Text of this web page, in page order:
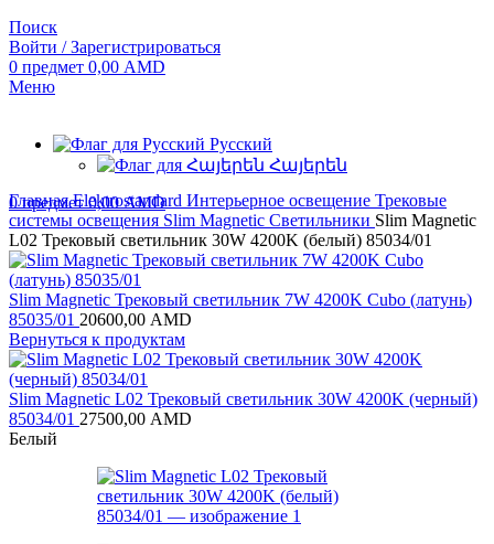
Поиск
Войти / Зарегистрироваться
0 предмет 0,00 AMD
Меню
Русский
Հայերեն
0предмет 0,00AMD
ГлавнаяElektrostandard Интерьерное освещение Трековые
системы освещения Slim Magnetic Светильники Slim Magnetic
L02 Трековый светильник 30W 4200K (белый) 85034/01
Slim Magnetic Трековый светильник 7W 4200K Cubo (латунь)
85035/01 20600,00 AMD
Вернуться к продуктам
Slim Magnetic L02 Трековый светильник 30W 4200K (черный)
85034/01 27500,00 AMD
Белый